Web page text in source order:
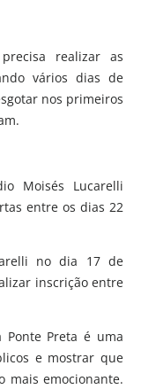
realizar as
vários dias de
nos primeiros
Moisés Lucarelli
entre os dias 22
no dia 17 de
inscrição entre
Preta é uma
e mostrar que
mais emocionante.